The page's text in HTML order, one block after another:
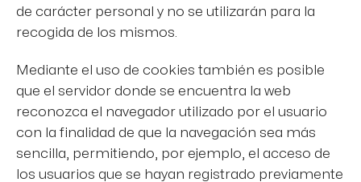
de carácter personal y no se utilizarán para la
recogida de los mismos.
Mediante el uso de cookies también es posible
que el servidor donde se encuentra la web
reconozca el navegador utilizado por el usuario
con la finalidad de que la navegación sea más
sencilla, permitiendo, por ejemplo, el acceso de
los usuarios que se hayan registrado previamente